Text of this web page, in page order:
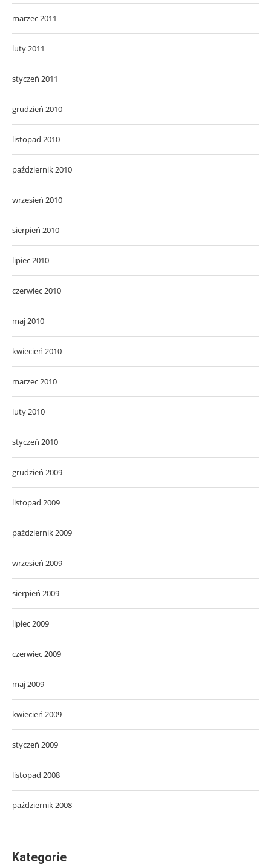
marzec 2011
luty 2011
styczeń 2011
grudzień 2010
listopad 2010
październik 2010
wrzesień 2010
sierpień 2010
lipiec 2010
czerwiec 2010
maj 2010
kwiecień 2010
marzec 2010
luty 2010
styczeń 2010
grudzień 2009
listopad 2009
październik 2009
wrzesień 2009
sierpień 2009
lipiec 2009
czerwiec 2009
maj 2009
kwiecień 2009
styczeń 2009
listopad 2008
październik 2008
Kategorie